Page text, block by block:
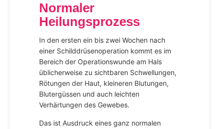
Normaler
Heilungsprozess
In den ersten ein bis zwei Wochen nach
einer Schilddrüsenoperation kommt es im
Bereich der Operationswunde am Hals
üblicherweise zu sichtbaren Schwellungen,
Rötungen der Haut, kleineren Blutungen,
Blutergüssen und auch leichten
Verhärtungen des Gewebes.
Das ist Ausdruck eines ganz normalen